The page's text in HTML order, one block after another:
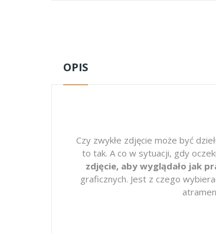
OPIS
Czy zwykłe zdjęcie może być
to tak. A co w sytuacji, gdy
zdjęcie, aby wyglądało jak
graficznych. Jest z czego